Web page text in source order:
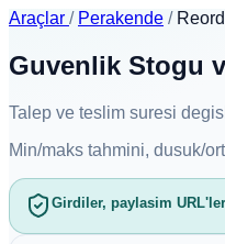
Araçlar / Perakende /
Guvenlik Stogu
Talep ve teslim suresi
Min/maks tahmini, dusuk/
Girdiler, paylasim